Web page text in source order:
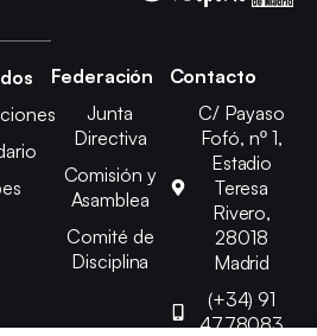
Federación
Junta
Directiva
Comisión y
Asamblea
Comité de
Disciplina
Contacto
C/ Payaso
Fofó, nº 1,
Estadio
Teresa
Rivero,
28018
Madrid
(+34) 91
4778083